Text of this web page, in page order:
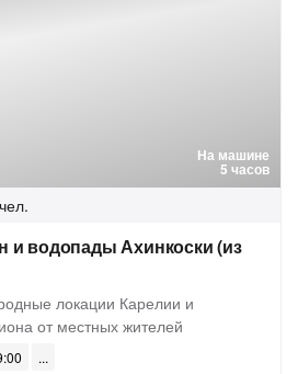
На машине
5 часов
и водопады Ахинкоски (из
локации Карелии и
от местных жителей